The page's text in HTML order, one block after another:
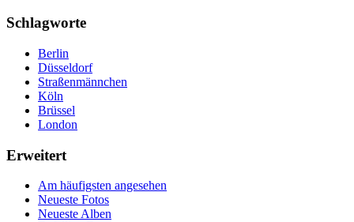
Schlagworte
Berlin
Düsseldorf
Straßenmännchen
Köln
Brüssel
London
Erweitert
Am häufigsten angesehen
Neueste Fotos
Neueste Alben